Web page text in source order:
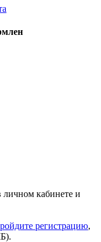
личном кабинете и
регистрацию,